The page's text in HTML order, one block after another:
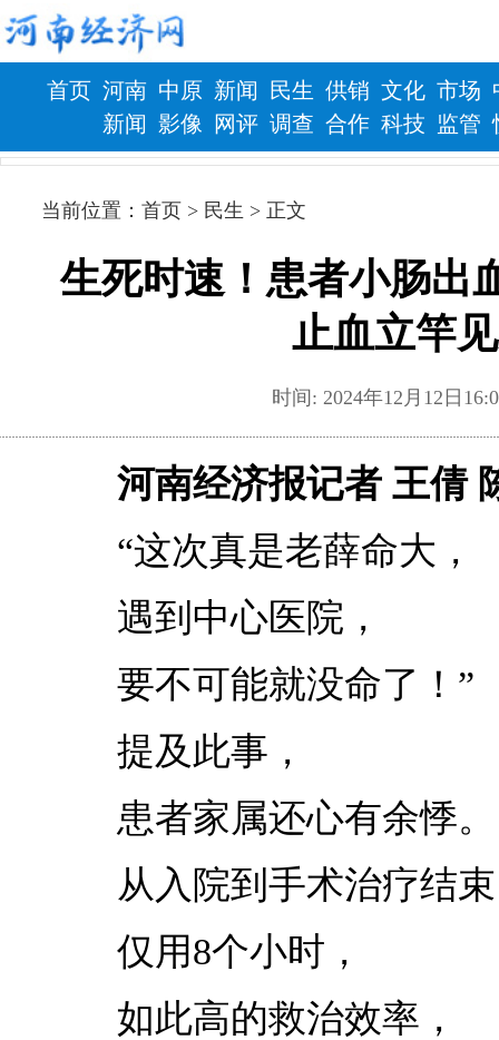
首页 河南
新闻
中原
影像
新闻
网评
民生
调查
供销
合作
文化
科技
市场
监管
财政 健康
当前位置：首页 > 民生 > 正文
生死时速！患者小肠出
止血立竿
时间: 2024年12月12
河南经济报记者 王倩
“这次真是老薛命大，
遇到中心医院，
要不可能就没命了！”
提及此事，
患者家属还心有余悸。
从入院到手术治疗结
仅用8个小时，
如此高的救治效率，